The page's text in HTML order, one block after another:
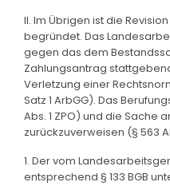
II. Im Übrigen ist die
begründet. Das
gegen das dem
Zahlungsantrag
Verletzung einer
Satz 1 ArbGG). Das
Abs. 1 ZPO) und die Sache
zurückzuverweisen (§ 563
1. Der vom
entsprechend § 133 BGB